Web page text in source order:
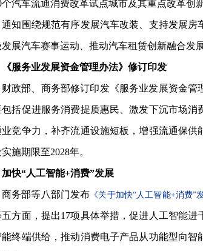
个汽车流通消费改革试点城市及其重点改革创
知围绕规范有序发展汽车改装、支持发展房
展汽车赛事运动、推动汽车租赁创新融合发
《服务业发展资金管理办法》修订印发
财政部、商务部修订印发《服务业发展资金管
包括促进服务消费提质惠民、激发下沉市场
业竞争力，补齐流通设施短板，增强流通保
施期限至2028年。
加快“人工智能+消费”发展
商务部等八部门发布 《关于加快“人工智能+消费”
五方面，提出17项具体举措，促进人工智能
能终端供给，推动消费电子产品从功能型向